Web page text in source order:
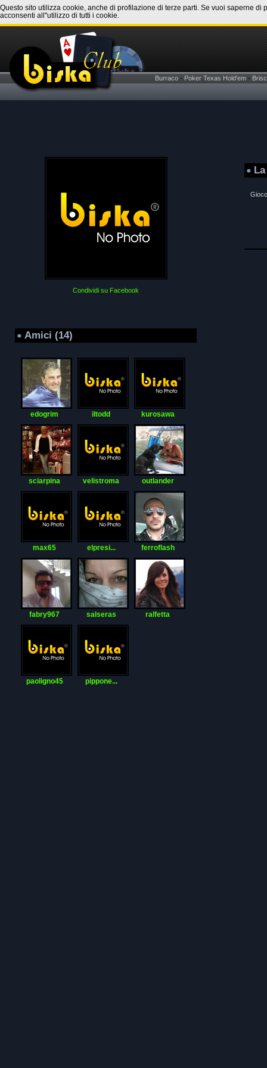
Questo sito utilizza cookie, anche di profilazione di terze parti. Se vuoi saperne
acconsenti all''utilizzo di tutti i cookie.
Burraco - Poker Texas Hold'em -
Condividi su Facebook
Amici (14)
edogrim iltodd kurosawa
sciarpina velistroma outlander
max65 elpresi... ferroflash
fabry967 salseras ralfetta
paoligno45 pippone...